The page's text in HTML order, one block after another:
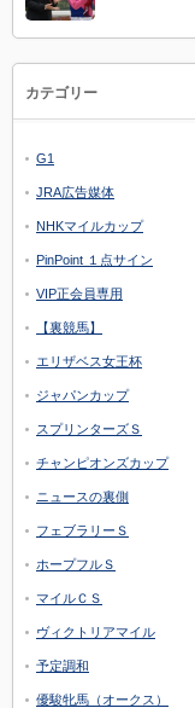
カテゴリー
G1
JRA広告媒体
NHKマイルカップ
PinPoint １点サイン
VIP正会員専用
【裏競馬】
エリザベス女王杯
ジャパンカップ
スプリンターズＳ
チャンピオンズカップ
ニュースの裏側
フェブラリーＳ
ホープフルＳ
マイルＣＳ
ヴィクトリアマイル
予定調和
優駿牝馬（オークス）